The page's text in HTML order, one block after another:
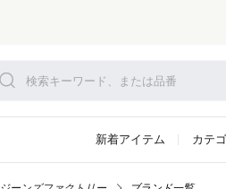
新着アイテム カテ